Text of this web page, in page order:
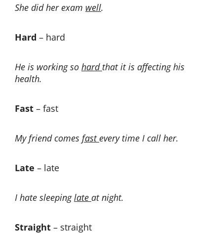
She did her exam well.
Hard – hard
He is working so hard that it is affecting his
health.
Fast – fast
My friend comes fast every time I call her.
Late – late
I hate sleepinglate at night.
Straight – straight